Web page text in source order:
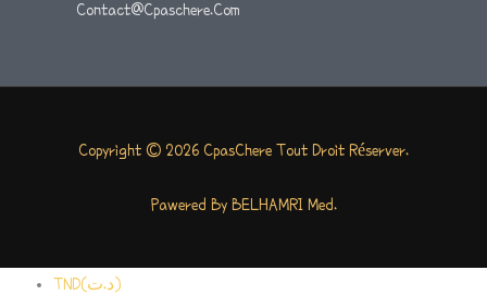
Contact@cpaschere.com
Copyright © 2026 CpasChere Tout Droit Réserver.
Pawered By BELHAMRI Med.
TND(د.ت)